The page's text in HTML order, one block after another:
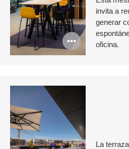
Abrir
imagen
invita a
generar
oficina.
La